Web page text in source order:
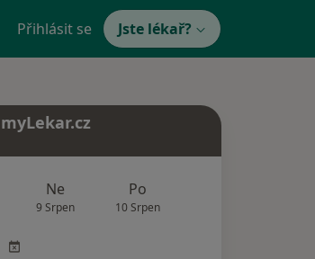
Přihlásit se Jste lékař?
Ne
9 Srpen
Po
10 Srpen